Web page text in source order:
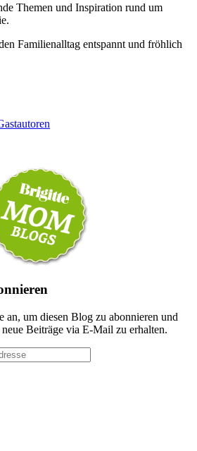
Themen und Inspiration rund um
Familienalltag entspannt und fröhlich
an, um diesen Blog zu abonnieren und
Beiträge via E-Mail zu erhalten.